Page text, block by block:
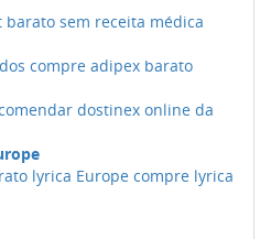
sem receita médica
compre adipex barato
dostinex online da
lyrica Europe compre lyrica